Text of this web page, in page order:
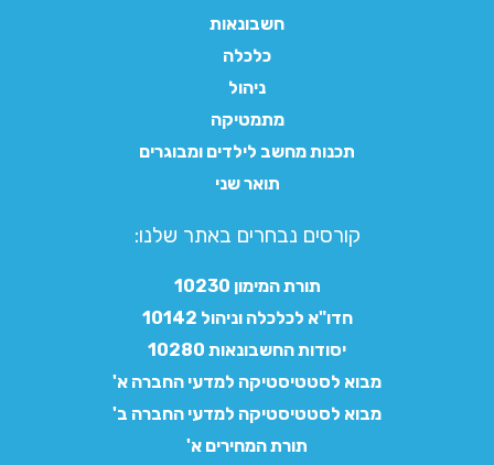
חשבונאות
כלכלה
ניהול
מתמטיקה
תכנות מחשב לילדים ומבוגרים
תואר שני
קורסים נבחרים באתר שלנו:​
תורת המימון 10230
חדו"א לכלכלה וניהול 10142
יסודות החשבונאות 10280
מבוא לסטטיסטיקה למדעי החברה א'
מבוא לסטטיסטיקה למדעי החברה ב'
תורת המחירים א'